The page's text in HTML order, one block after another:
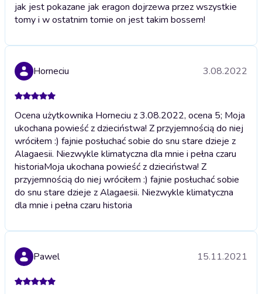
jak jest pokazane jak eragon dojrzewa przez wszystkie
tomy i w ostatnim tomie on jest takim bossem!
Horneciu 3.08.2022
Ocena użytkownika Horneciu z 3.08.2022, ocena 5; Moja
ukochana powieść z dzieciństwa! Z przyjemnością do niej
wróciłem :) fajnie posłuchać sobie do snu stare dzieje z
Alagaesii. Niezwykle klimatyczna dla mnie i pełna czaru
historiaMoja ukochana powieść z dzieciństwa! Z
przyjemnością do niej wróciłem :) fajnie posłuchać sobie
do snu stare dzieje z Alagaesii. Niezwykle klimatyczna
dla mnie i pełna czaru historia
Pawel 15.11.2021